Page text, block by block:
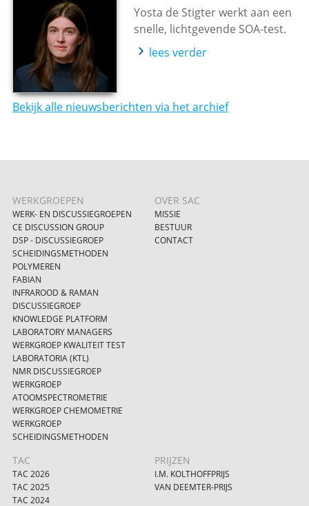
Yosta de Stigter werkt aan een
snelle, lichtgevende SOA-test.
lees verder
Bekijk alle nieuwsberichten via het archief
WERKGROEPEN
WERK- EN DISCUSSIEGROEPEN
CE DISCUSSION GROUP
DSP - DISCUSSIEGROEP
SCHEIDINGSMETHODEN
POLYMEREN
FABIAN
INFRAROOD & RAMAN
DISCUSSIEGROEP
KNOWLEDGE PLATFORM
LABORATORY MANAGERS
WERKGROEP KWALITEIT TEST
LABORATORIA (KTL)
NMR DISCUSSIEGROEP
WERKGROEP
ATOOMSPECTROMETRIE
WERKGROEP CHEMOMETRIE
WERKGROEP
SCHEIDINGSMETHODEN
OVER SAC
MISSIE
BESTUUR
CONTACT
TAC
TAC 2026
TAC 2025
TAC 2024
PRIJZEN
I.M. KOLTHOFFPRIJS
VAN DEEMTER-PRIJS